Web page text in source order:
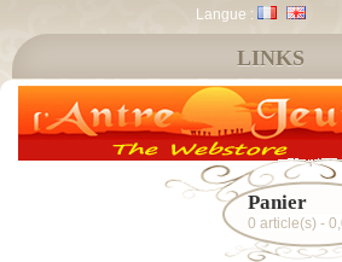
Langue :
Panier
0 article(s) -
LINKS